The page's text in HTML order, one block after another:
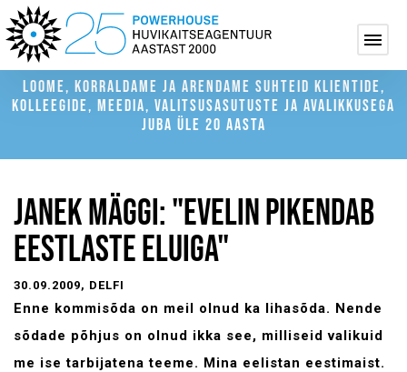
LOOME, KORRALDAME JA ARENDAME SUHTEID KLIENTIDE,
KOLLEEGIDE, MEEDIA, VALITSUSASUTUSTE JA AVALIKKUSEGA
JUBA ÜLE 20 AASTA
JANEK MÄGGI: "EVELIN PIKENDAB
EESTLASTE ELUIGA"
30.09.2009, DELFI
Enne kommisõda on meil olnud ka lihasõda. Nende
sõdade põhjus on olnud ikka see, milliseid valikuid
me ise tarbijatena teeme. Mina eelistan eestimaist.